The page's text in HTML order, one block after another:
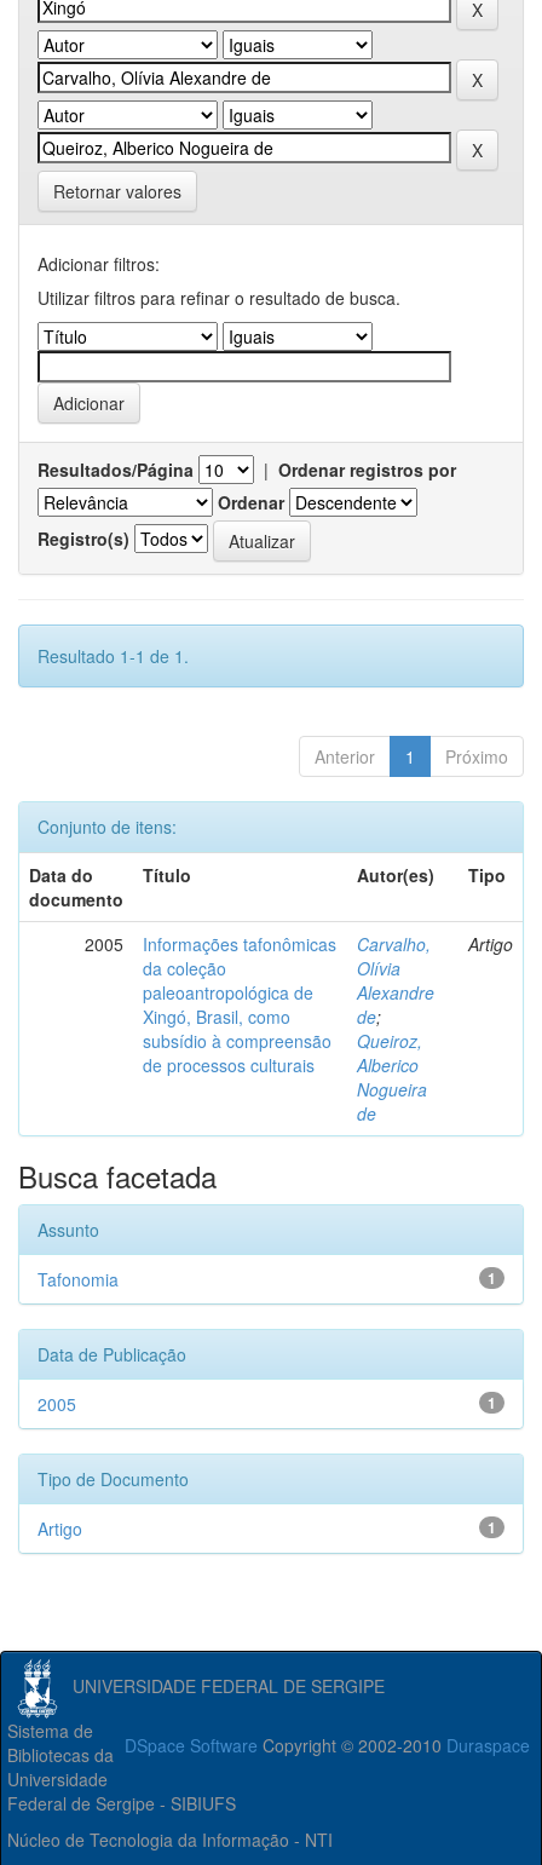
Retornar valores
Adicionar filtros:
Utilizar filtros para refinar o resultado de busca.
Resultados/Página | Ordenar registros por
Ordenar
Registro(s)
Resultado 1-1 de 1.
Anterior 1 Próximo
Conjunto de itens:
Data do
documento
Título Autor(es) Tipo
2005
Informações tafonômicas
da coleção
paleoantropológica de
Xingó, Brasil, como
subsídio à compreensão
de processos culturais
Carvalho,
Olívia
Alexandre
de;
Queiroz,
Alberico
Nogueira
de
Artigo
Busca facetada
Assunto
1
Tafonomia
Data de Publicação
1
2005
Tipo de Documento
1
Artigo
UNIVERSIDADE FEDERAL DE SERGIPE
DSpace Software Copyright © 2002-2010 Duraspace
Sistema de
Bibliotecas da
Universidade
Federal de Sergipe - SIBIUFS
Núcleo de Tecnologia da Informação - NTI